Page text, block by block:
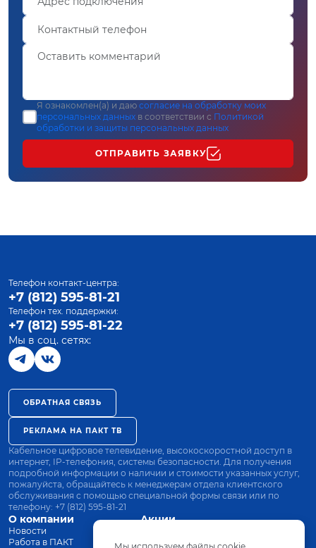
Я ознакомлен(а) и даю согласие на обработку моих
персональных данных в соответствии с Политикой
обработки и защиты персональных данных
ОТПРАВИТЬ ЗАЯВКУ
О компании
Новости
Работа в ПАКТ
Акции
Оплата
Телефон контакт-центра:
+7 (812) 595-81-21
Телефон тех. поддержки:
+7 (812) 595-81-22
Мы в соц. сетях:
ОБРАТНАЯ СВЯЗЬ
РЕКЛАМА НА ПАКТ ТВ
Кабельное цифровое телевидение, высокоскоростной доступ в
интернет, IP-телефония, системы безопасности. Для получения
подробной информации о наличии и стоимости указанных услуг,
пожалуйста, обращайтесь к менеджерам отдела клиентского
обслуживания с помощью специальной формы связи или по
телефону: +7 (812) 595-81-21